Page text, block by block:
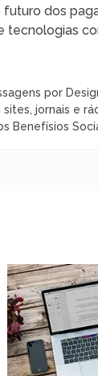
futuro dos
tecnologias
por
jornais e
Benefísios